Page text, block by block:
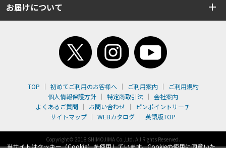
当サイトはクッキー（Cookie）を使用しています。Cookieの使用に同意いた
お届けについて
TOP 初めてご利用のお客様へ ご利用案内
ご利用規約
個人情報保護方針
特定商取引法
会社案内
よくあるご質問
お問い合わせ
ピンポイントサーチ
サイトマップ
WEBカタログ 英語版TOP
Copyright© 2018 SHIMOJIMA Co.,Ltd. All Rights Reserved.